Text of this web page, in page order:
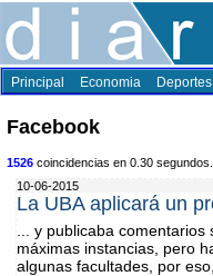
Principal Economia Deportes
Facebook
1526 coincidencias en 0.30 segundos.
10-06-2015
La UBA aplicará un
... y publicaba
máximas instancias, pero
algunas facultades, por